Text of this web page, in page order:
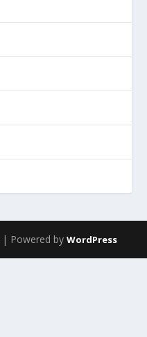
| Powered by WordPress